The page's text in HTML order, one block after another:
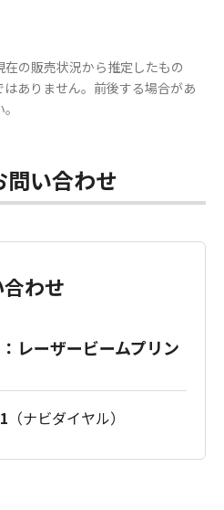
の販売状況から推定したもの
ありません。前後する場合があ
い合わせ
わせ
レーザービームプリン
（ナビダイヤル）